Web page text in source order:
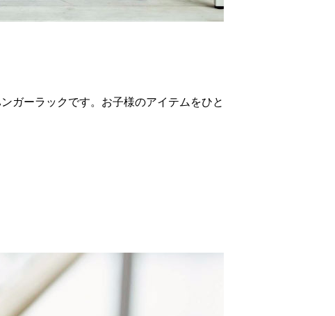
ガーラックです。お子様のアイテムをひと